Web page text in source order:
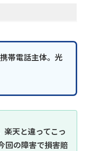
帯電話主体。光
楽天と違ってこっ
回の障害で損害賠